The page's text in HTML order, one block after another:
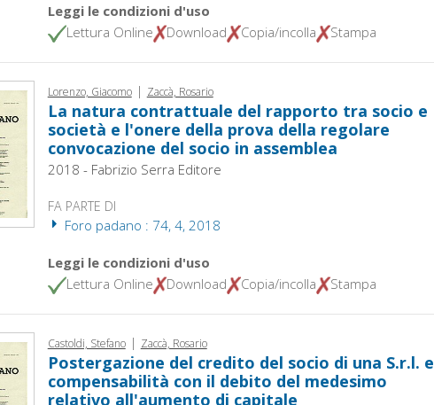
Leggi le condizioni d'uso
Lettura Online
Download Copia/incolla Stampa
Lorenzo, Giacomo | Zaccà, Rosario
La natura contrattuale del rapporto tra socio e
società e l'onere della prova della regolare
convocazione del socio in assemblea
2018 - Fabrizio Serra Editore
FA PARTE DI
Foro padano : 74, 4, 2018
Leggi le condizioni d'uso
Lettura Online
Download Copia/incolla Stampa
Castoldi, Stefano | Zaccà, Rosario
Postergazione del credito del socio di una S.r.l. e
compensabilità con il debito del medesimo
relativo all'aumento di capitale